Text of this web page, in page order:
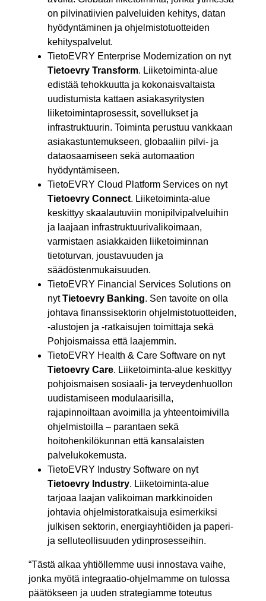
on pilvinatiivien palveluiden kehitys, datan
hyödyntäminen ja ohjelmistotuotteiden
kehityspalvelut.
TietoEVRY Enterprise Modernization on nyt
Tietoevry Transform. Liiketoiminta-alue
edistää tehokkuutta ja kokonaisvaltaista
uudistumista kattaen asiakasyritysten
liiketoimintaprosessit, sovellukset ja
infrastruktuurin. Toiminta perustuu vankkaan
asiakastuntemukseen, globaaliin pilvi- ja
dataosaamiseen sekä automaation
hyödyntämiseen.
TietoEVRY Cloud Platform Services on nyt
Tietoevry Connect. Liiketoiminta-alue
keskittyy skaalautuviin monipilvipalveluihin
ja laajaan infrastruktuurivalikoimaan,
varmistaen asiakkaiden liiketoiminnan
tietoturvan, joustavuuden ja
säädöstenmukaisuuden.
TietoEVRY Financial Services Solutions on
nytTietoevry Banking. Sen tavoite on olla
johtava finanssisektorin ohjelmistotuotteiden,
-alustojen ja -ratkaisujen toimittaja sekä
Pohjoismaissa että laajemmin.
TietoEVRY Health & Care Software on nyt
Tietoevry Care. Liiketoiminta-alue keskittyy
pohjoismaisen sosiaali- ja terveydenhuollon
uudistamiseen modulaarisilla,
rajapinnoiltaan avoimilla ja yhteentoimivilla
ohjelmistoilla – parantaen sekä
hoitohenkilökunnan että kansalaisten
palvelukokemusta.
TietoEVRY Industry Software on nyt
Tietoevry Industry. Liiketoiminta-alue
tarjoaa laajan valikoiman markkinoiden
johtavia ohjelmistoratkaisuja esimerkiksi
julkisen sektorin, energiayhtiöiden ja paperi-
ja selluteollisuuden ydinprosesseihin.
“Tästä alkaa yhtiöllemme uusi innostava vaihe,
jonka myötä integraatio-ohjelmamme on tulossa
päätökseen ja uuden strategiamme toteutus